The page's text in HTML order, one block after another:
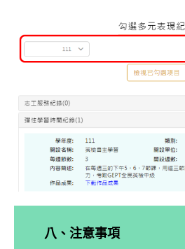
八、注意事項